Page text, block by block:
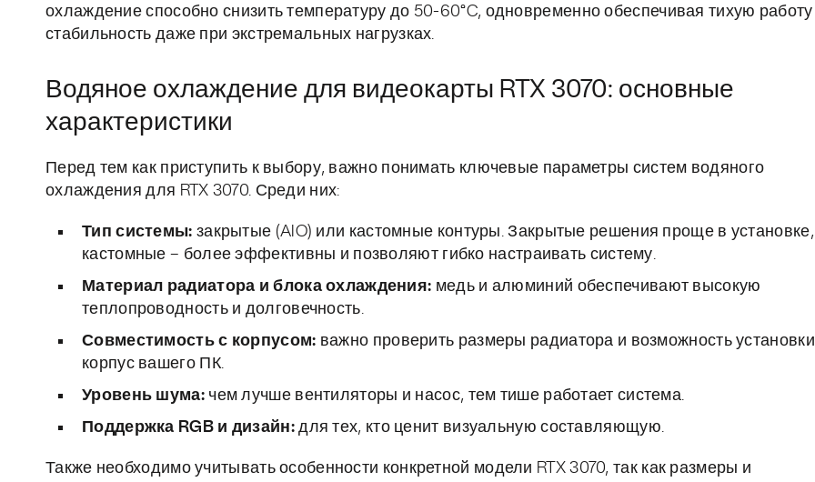
охлаждение способно снизить температуру до 50-60°C, одновременно обеспечивая тихую
стабильность даже при экстремальных нагрузках.
Водяное охлаждение для видеокарты RTX 3070: основные
характеристики
Перед тем как приступить к выбору, важно понимать ключевые параметры систем водяного
охлаждения для RTX 3070. Среди них:
Тип системы: закрытые (AIO) или кастомные контуры. Закрытые решения проще в установке,
кастомные – более эффективны и позволяют гибко настраивать систему.
Материал радиатора и блока охлаждения: медь и алюминий обеспечивают высокую
теплопроводность и долговечность.
Совместимость с корпусом: важно проверить размеры радиатора и возможность
корпус вашего ПК.
Уровень шума:чем лучше вентиляторы и насос, тем тише работает система.
Поддержка RGB и дизайн:для тех, кто ценит визуальную составляющую.
Также необходимо учитывать особенности конкретной модели RTX 3070, так как размеры и